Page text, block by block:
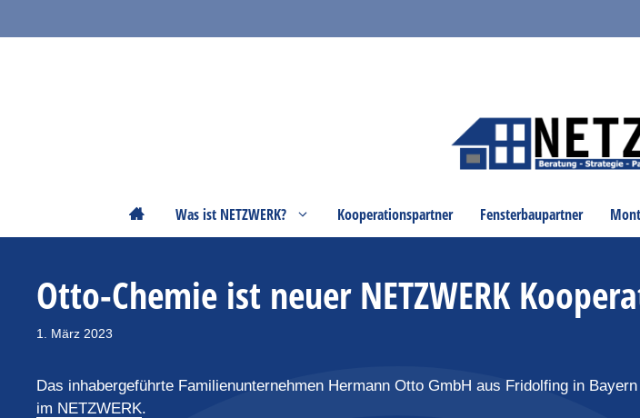
Inhalt
Startseite
Was ist NETZWERK? Kooperationspartner Fensterbaupartner
Otto-Chemie ist neuer NETZWERK
1. März 2023
Das inhabergeführte Familienunternehmen Hermann Otto GmbH aus Fridolfing in
im NETZWERK.